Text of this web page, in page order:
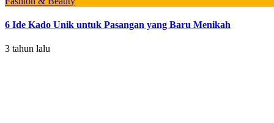
6 Ide Kado Unik untuk Pasangan yang Baru Menikah
3 tahun lalu